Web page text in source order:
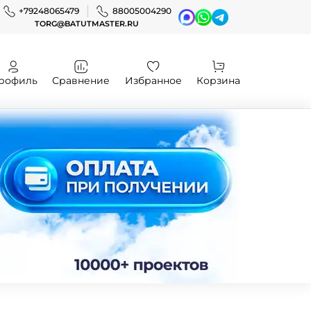
+79248065479 88005004290
TORG@BATUTMASTER.RU
Сравнение Избранное Корзина